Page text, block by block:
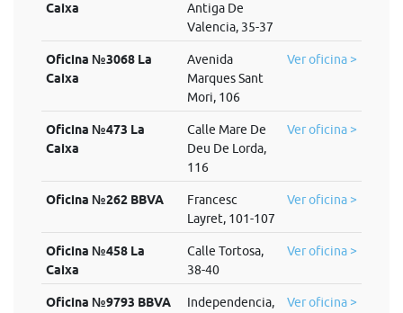
Caixa
Antiga De
Valencia, 35-37
Oficina №3068 La
Caixa
Avenida
Marques Sant
Mori, 106
Ver oficina >
Oficina №473 La
Caixa
Calle Mare De
Deu De Lorda,
116
Ver oficina >
Oficina №262 BBVA
Francesc
Layret, 101-107
Ver oficina >
Oficina №458 La
Caixa
Calle Tortosa,
38-40
Ver oficina >
Oficina №9793 BBVA
Independencia,
Ver oficina >